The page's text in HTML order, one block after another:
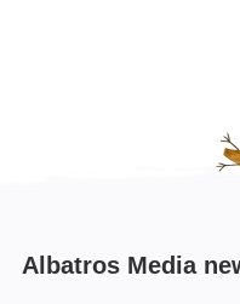
Albatros Media